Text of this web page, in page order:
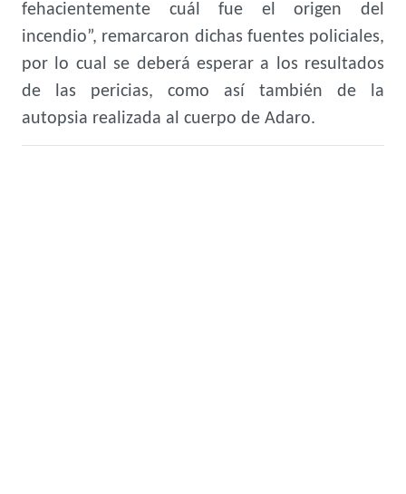
fehacientemente cuál fue el origen del
incendio”, remarcaron dichas fuentes policiales,
por lo cual se deberá esperar a los resultados
de las pericias, como así también de la
autopsia realizada al cuerpo de Adaro.